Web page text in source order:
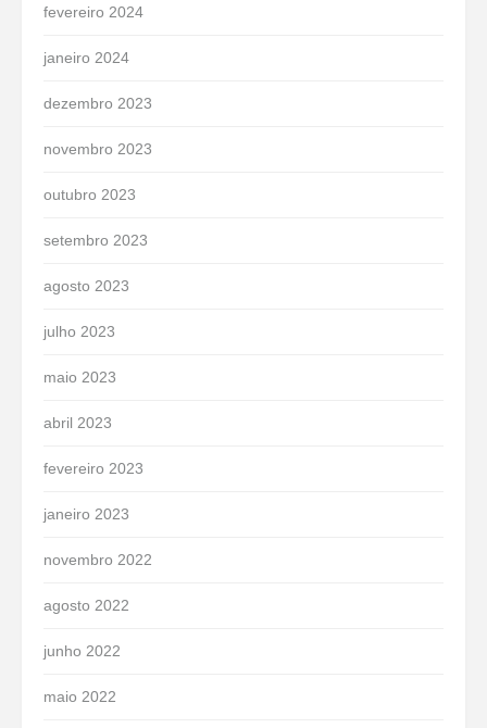
fevereiro 2024
janeiro 2024
dezembro 2023
novembro 2023
outubro 2023
setembro 2023
agosto 2023
julho 2023
maio 2023
abril 2023
fevereiro 2023
janeiro 2023
novembro 2022
agosto 2022
junho 2022
maio 2022